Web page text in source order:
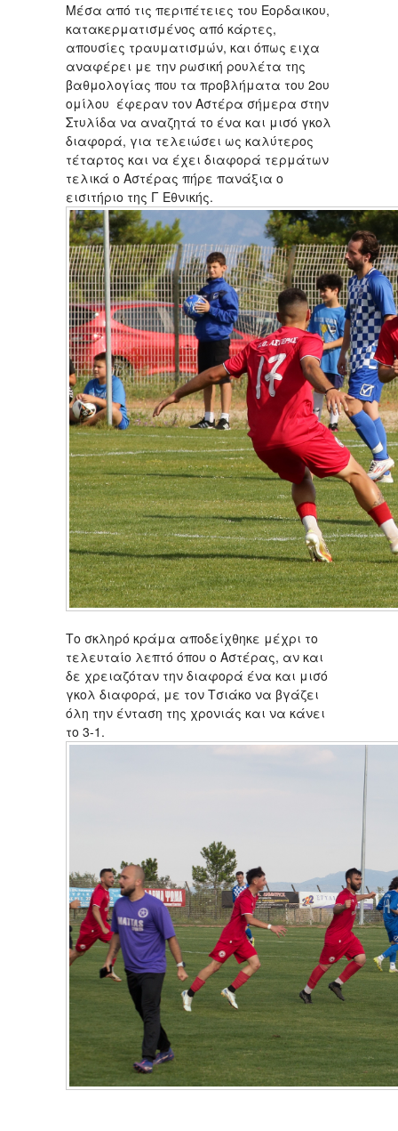
Μέσα από τις περιπέτειες του Εορδαικου,
κατακερματισμένος από κάρτες,
απουσίες τραυματισμών, και όπως ειχα
αναφέρει με την ρωσική ρουλέτα της
βαθμολογίας που τα προβλήματα του 2ου
ομίλου έφεραν τον Αστέρα σήμερα στην
Στυλίδα να αναζητά το ένα και μισό γκολ
διαφορά, για τελειώσει ως καλύτερος
τέταρτος και να έχει διαφορά τερμάτων
τελικά ο Αστέρας πήρε πανάξια ο
εισιτήριο της Γ Εθνικής.
Το σκληρό κράμα αποδείχθηκε μέχρι το
τελευταίο λεπτό όπου ο Αστέρας, αν και
δε χρειαζόταν την διαφορά ένα και μισό
γκολ διαφορά, με τον Τσιάκο να βγάζει
όλη την ένταση της χρονιάς και να κάνει
το 3-1.